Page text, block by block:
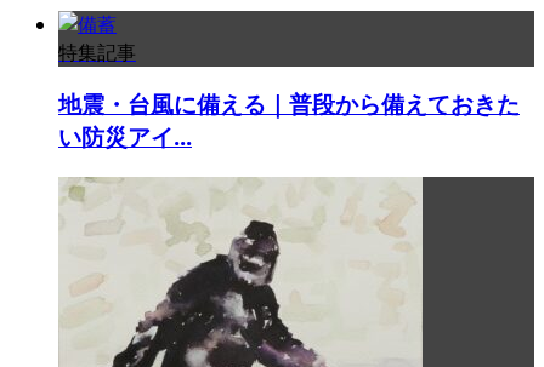
特集記事
地震・台風に備える｜普段から備えておきた
い防災アイ...